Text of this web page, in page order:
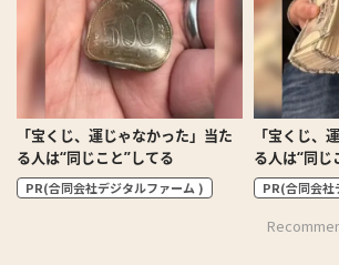
「宝くじ、運じゃなかった」当た
る人は“同じこと”してる
PR(合同会社デジタルファーム )
「宝くじ、
る人は“同じ
PR(合同会社